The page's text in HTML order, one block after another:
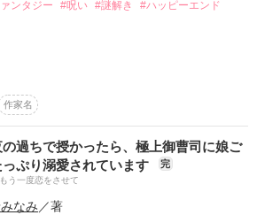
けないなのに……
彼と一夜を共にしてしまった。
長
いと決めたのに……。
トーリー
ンタジー #呪い #謎解き
#ハッピーエンド
変わる。
、それぞれ聖女を娶る。
ーーーーーーーーーーーーー
の妃は、隣国の聖女モニカ。
作家名
過ちで授かったら、極上御曹司に娘ご
っぷり溺愛されています
完
う一度恋をさせて
なみ／著